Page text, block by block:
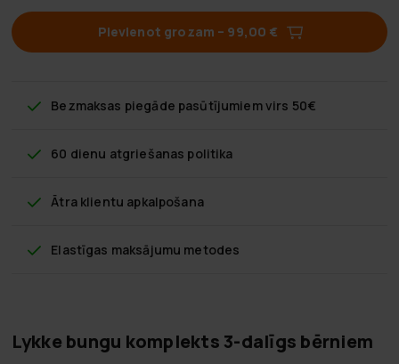
Pievienot grozam – 99,00 €
Bezmaksas piegāde pasūtījumiem virs 50€
60 dienu atgriešanas politika
Ātra klientu apkalpošana
Elastīgas maksājumu metodes
Lykke bungu komplekts 3-dalīgs bērniem